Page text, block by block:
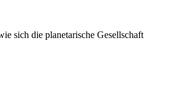
sich die planetarische Gesellschaft